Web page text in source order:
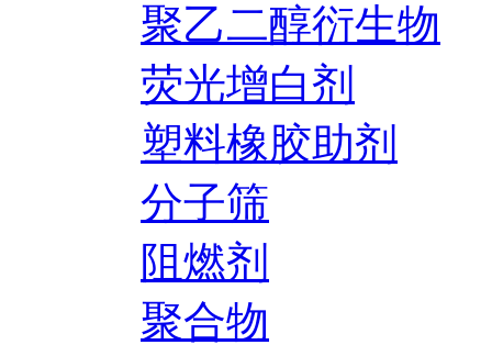
聚乙二醇衍生物
荧光增白剂
塑料橡胶助剂
分子筛
阻燃剂
聚合物